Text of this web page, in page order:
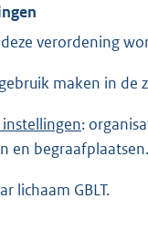
verordening
maken in de
:
en begraafplaatsen.
lichaam GBLT.